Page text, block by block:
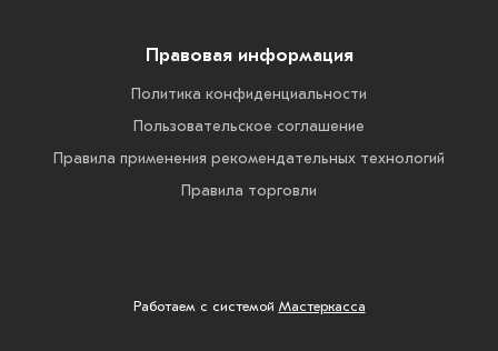
Правовая информация
Политика конфиденциальности
Пользовательское соглашение
Правила применения рекомендательных технологий
Правила торговли
Работаем с системой Мастеркасса